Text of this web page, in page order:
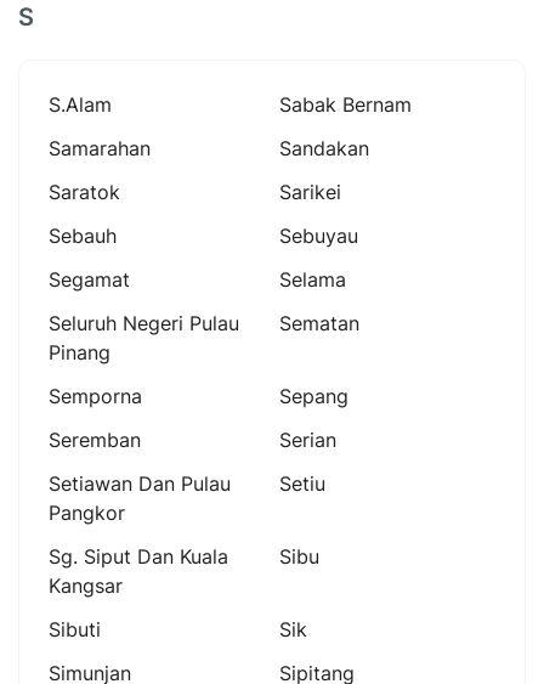
S
S.alam
Sabak Bernam
Samarahan
Sandakan
Saratok
Sarikei
Sebauh
Sebuyau
Segamat
Selama
Seluruh Negeri Pulau
Pinang
Sematan
Semporna
Sepang
Seremban
Serian
Setiawan Dan Pulau
Pangkor
Setiu
Sg. Siput Dan Kuala
Kangsar
Sibu
Sibuti
Sik
Simunjan
Sipitang